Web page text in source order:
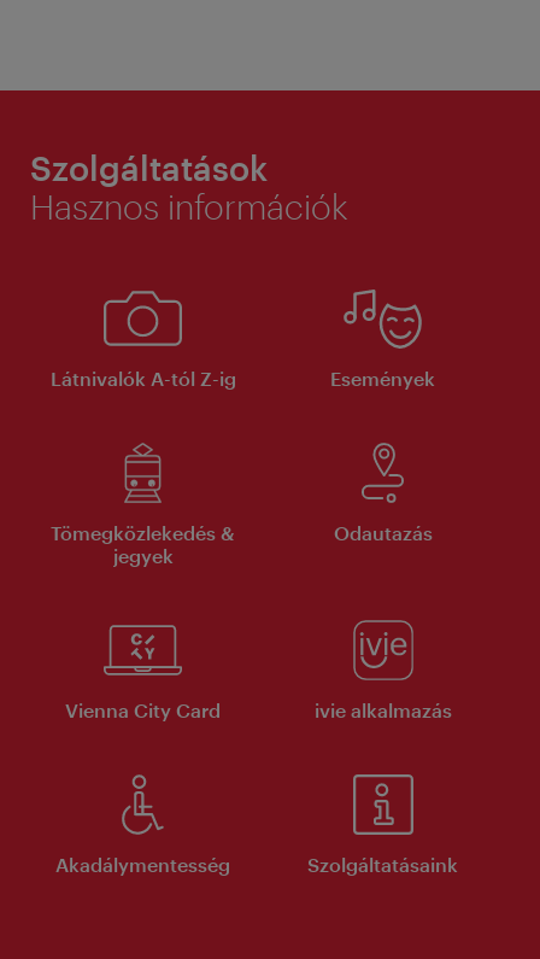
Szolgáltatások
Hasznos információk
Látnivalók A-tól Z-ig Események
Tömegközlekedés &
jegyek
Odautazás
Vienna City Card ivie alkalmazás
Akadálymentesség Szolgáltatásaink